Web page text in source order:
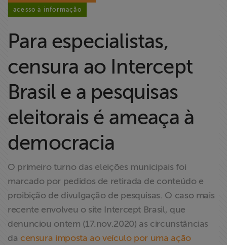
Projetos
Proteção Legal
Documentários
dos
Homenageados
Notícias
Associe-se
Doe para
ABRAJI
>> Conteúdo
acesso à informação
Para especialistas,
censura ao Intercept
Brasil e a pesquisas
eleitorais é ameaça à
democracia
O primeiro turno das eleições municipais foi
marcado por pedidos de retirada de conteúdo e
proibição de divulgação de pesquisas. O caso mais
recente envolveu o site Intercept Brasil, que
denunciou ontem (17.nov.2020) as circunstâncias
da censura imposta ao veículo por uma ação